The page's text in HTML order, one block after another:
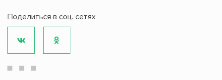
Поделиться в соц. сетях